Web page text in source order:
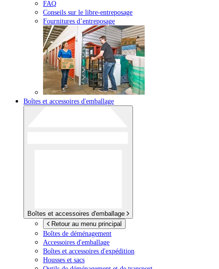
FAQ
Conseils sur le libre-entreposage
Fournitures d’entreposage
Boîtes et accessoires d'emballage
Boîtes et accessoires d'emballage
Retour au menu principal
Boîtes de déménagement
Accessoires d'emballage
Boîtes et accessoires d'expédition
Housses et sacs